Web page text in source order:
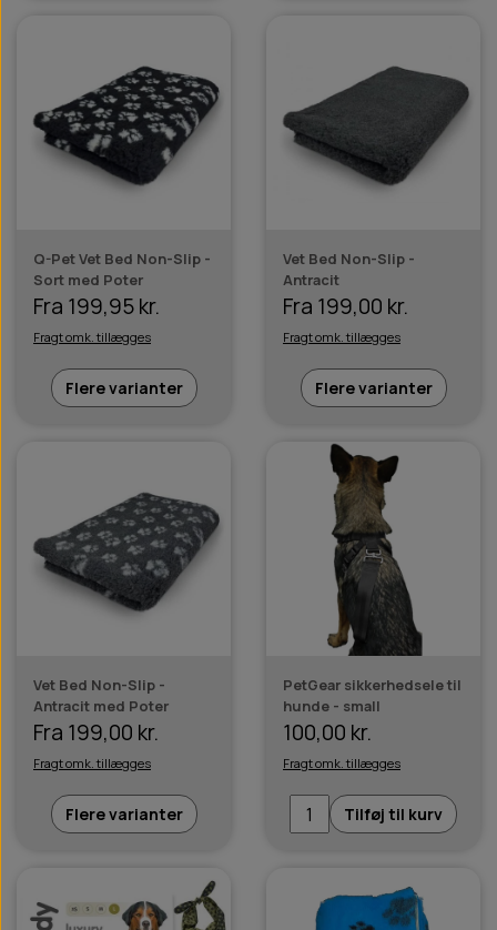
Q-Pet Vet Bed Non-Slip -
Sort med Poter
Fra 199,95 kr.
Fragt omk. tillægges
Flere varianter
Vet Bed Non-Slip -
Antracit
Fra 199,00 kr.
Fragt omk. tillægges
Flere varianter
Vet Bed Non-Slip -
Antracit med Poter
Fra 199,00 kr.
Fragt omk. tillægges
Flere varianter
PetGear sikkerhedsele til
hunde - small
100,00 kr.
Fragt omk. tillægges
Tilføj til kurv